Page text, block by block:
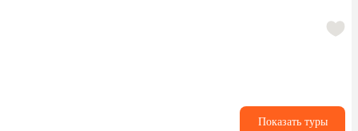
Показать туры